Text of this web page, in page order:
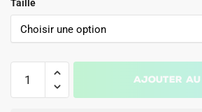
initial
était :
actuel
est :
Taille
Ajouter au